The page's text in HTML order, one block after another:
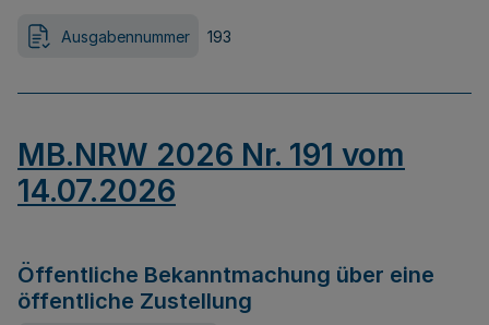
Ausgabennummer 193
MB.NRW 2026 Nr. 191 vom
14.07.2026
Öffentliche Bekanntmachung über eine
öffentliche Zustellung